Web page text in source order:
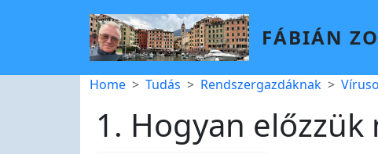
FÁBIÁN
Breadcrumb
Home Tudás Rendszergazdáknak
1. Hogyan